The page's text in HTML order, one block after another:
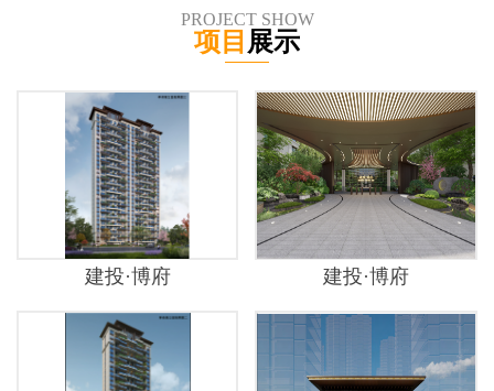
PROJECT SHOW
项目 展示
建投·博府 建投·博府